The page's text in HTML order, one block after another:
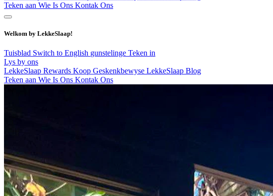
Teken aan Wie Is Ons Kontak Ons
Welkom by LekkeSlaap!
Tuisblad Switch to English gunstelinge Teken in
Lys by ons
LekkeSlaap Rewards Koop Geskenkbewyse LekkeSlaap Blog
Teken aan Wie Is Ons Kontak Ons